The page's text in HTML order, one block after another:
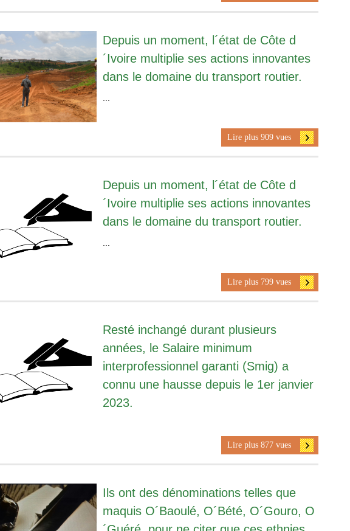
Depuis un moment, l´état de Côte d
´Ivoire multiplie ses actions innovantes
dans le domaine du transport routier.
Lire plus 909 vues
Depuis un moment, l´état de Côte d
´Ivoire multiplie ses actions innovantes
dans le domaine du transport routier.
Lire plus 799 vues
Resté inchangé durant plusieurs
années, le Salaire minimum
interprofessionnel garanti (Smig) a
connu une hausse depuis le 1er janvier
2023.
Lire plus 877 vues
Ils ont des dénominations telles que
maquis O´Baoulé, O´Bété, O´Gouro, O